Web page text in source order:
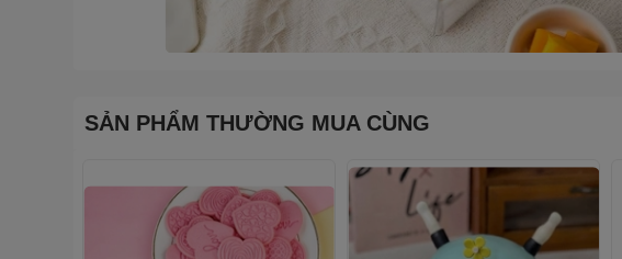
SẢN PHẨM THƯỜNG MUA CÙNG